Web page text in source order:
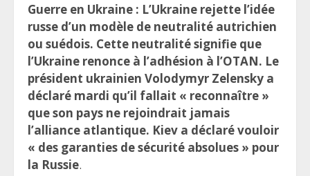
Guerre en Ukraine : L’Ukraine rejette l’idée
russe d’un modèle de neutralité autrichien
ou suédois. Cette neutralité signifie que
l’Ukraine renonce à l’adhésion à l’OTAN. Le
président ukrainien Volodymyr Zelensky a
déclaré mardi qu’il fallait « reconnaître »
que son pays ne rejoindrait jamais
l’alliance atlantique. Kiev a déclaré vouloir
« des garanties de sécurité absolues » pour
la Russie.